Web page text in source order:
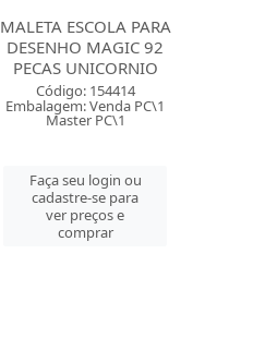
MALETA ESCOLA PARA
DESENHO MAGIC 92
PECAS UNICORNIO
Código: 154414
Embalagem: Venda PC\1
Master PC\1
Faça seu login ou
cadastre-se para
ver preços e
comprar